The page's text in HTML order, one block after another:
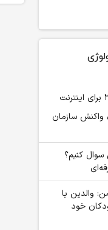
اعمال ضریب ۲.۷ برای اینترنت
سازمان
کنیم؟
والدین با
خود